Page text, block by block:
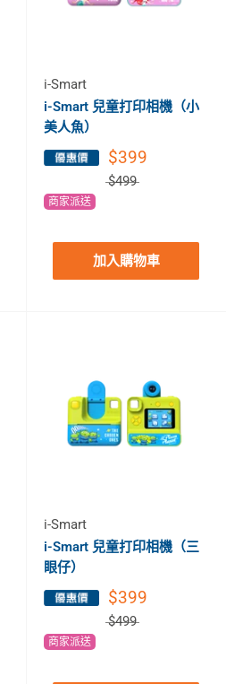
i-Smart
i-Smart 兒童打印相機（小
美人魚）
$399
$499
商家派送
加入購物車
i-Smart
i-Smart 兒童打印相機（三
眼仔）
$399
$499
商家派送